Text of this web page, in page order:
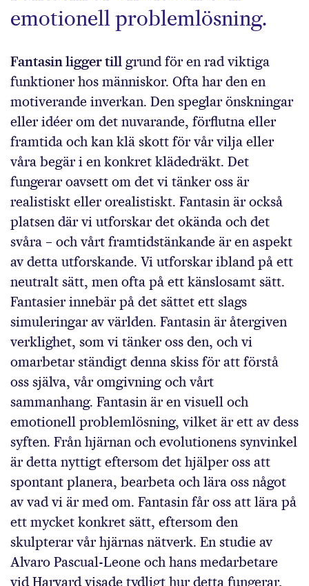
emotionell problemlösning.
Fantasin ligger till grund för en rad viktiga
funktioner hos människor. Ofta har den en
motiverande inverkan. Den speglar önskningar
eller idéer om det nuvarande, förflutna eller
framtida och kan klä skott för vår vilja eller
våra begär i en konkret klädedräkt. Det
fungerar oavsett om det vi tänker oss är
realistiskt eller orealistiskt. Fantasin är också
platsen där vi utforskar det okända och det
svåra – och vårt framtidstänkande är en aspekt
av detta utforskande. Vi utforskar ibland på ett
neutralt sätt, men ofta på ett känslosamt sätt.
Fantasier innebär på det sättet ett slags
simuleringar av världen. Fantasin är återgiven
verklighet, som vi tänker oss den, och vi
omarbetar ständigt denna skiss för att förstå
oss själva, vår omgivning och vårt
sammanhang. Fantasin är en visuell och
emotionell problemlösning, vilket är ett av dess
syften. Från hjärnan och evolutionens synvinkel
är detta nyttigt eftersom det hjälper oss att
spontant planera, bearbeta och lära oss något
av vad vi är med om. Fantasin får oss att lära på
ett mycket konkret sätt, eftersom den
skulpterar vår hjärnas nätverk. En studie av
Alvaro Pascual-Leone och hans medarbetare
vid Harvard visade tydligt hur detta fungerar,